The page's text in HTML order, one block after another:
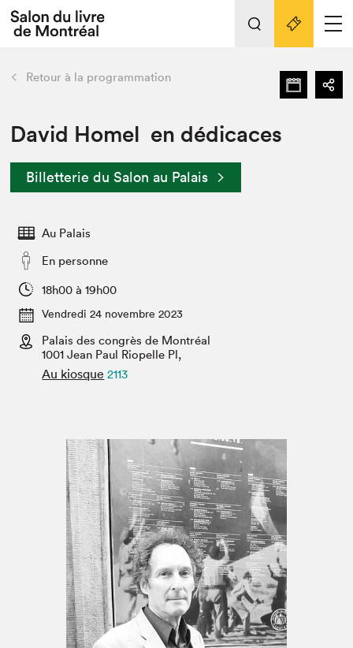
Espace exposant⋅e⋅s
Espace enseignant·e·s
Espace médias
L'événement
Préparer sa visite au Salon
Actualités
SLM PRO
retour Nos activités
Préparer sa visite
Salon dans la ville et en ligne
Projets partenaires
Liens pratiques
Retour à la programmation
David Homel en dédicaces
Billetterie du Salon au Palais
Au Palais
En personne
18h00 à 19h00
Vendredi 24 novembre 2023
Palais des congrès de Montréal
1001 Jean Paul Riopelle Pl,
Au kiosque 2113